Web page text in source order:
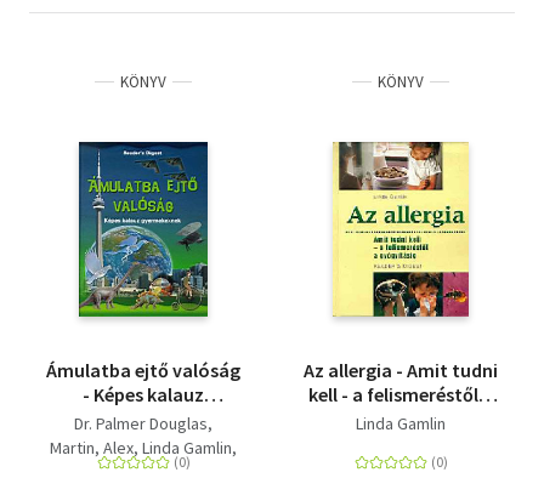
KÖNYV
Ámulatba ejtő valóság
- Képes kalauz
gyermekeknek
Dr. Palmer Douglas
Martin, Alex Linda Gamlin
David Burnie
KÖNYV
Az allergia - Amit tudni
kell - a felismeréstől a
gyógyításig
Linda Gamlin